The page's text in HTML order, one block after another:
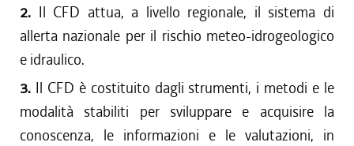
2. Il CFD attua, a livello regionale, il sistema di
allerta nazionale per il rischio meteo-idrogeologico
e idraulico.
3. Il CFD è costituito dagli strumenti, i metodi e le
modalità stabiliti per sviluppare e acquisire la
conoscenza, le informazioni e le valutazioni, in